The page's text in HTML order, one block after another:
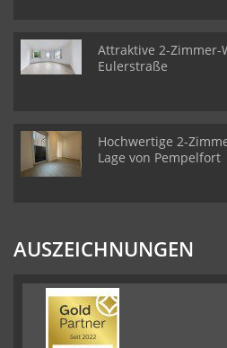
Attraktive 2-
Eulerstraße
Hochwertige 2-
Lage von Pempelfort
AUSZEICHNUNGEN